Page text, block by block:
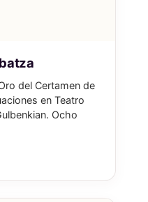
del Certamen de
en Teatro
Ocho